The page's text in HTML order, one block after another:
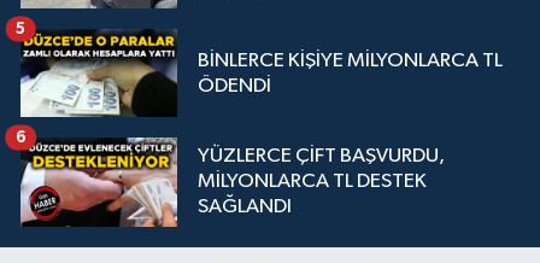
BİNLERCE KİŞİYE MİLYONLARCA TL
ÖDENDİ
5
YÜZLERCE ÇİFT BAŞVURDU,
MİLYONLARCA TL DESTEK
SAĞLANDI
6